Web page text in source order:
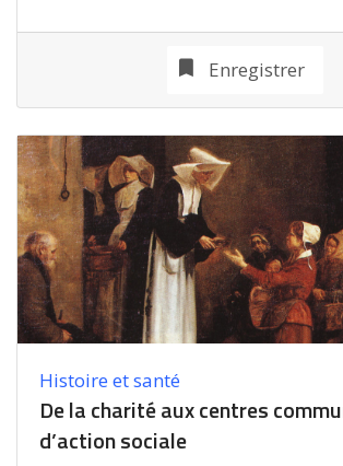
Enregistrer
Histoire et santé
De la charité aux centres
d’action sociale